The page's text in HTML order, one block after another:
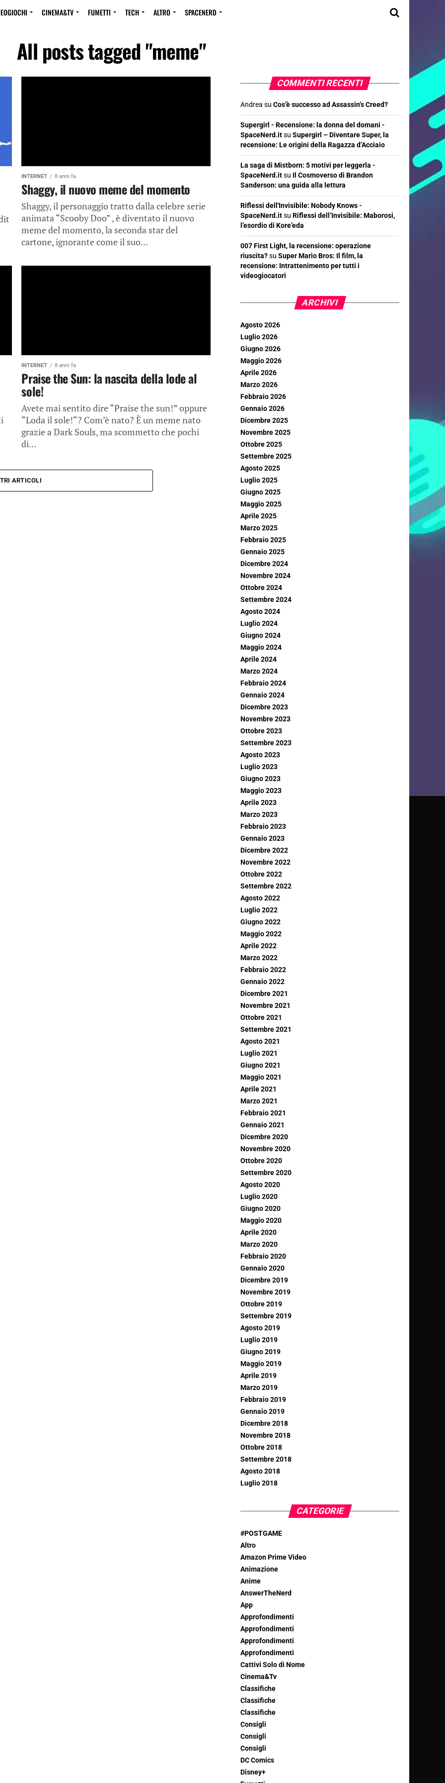
CINEMA&TV FUMETTI TECH ALTRO SPACENERD
All posts tagged "meme"
INTERNET 8 anni fa
Shaggy, il nuovo meme del momento
Shaggy, il personaggio tratto dalla celebre serie
animata “Scooby Doo” , è diventato il nuovo
meme del momento, la seconda star del
cartone, ignorante come il suo...
INTERNET 8 anni fa
Praise the Sun: la nascita della lode al
sole!
Avete mai sentito dire “Praise the sun!” oppure
“Loda il sole!“? Com’è nato? È un meme nato
grazie a Dark Souls, ma scommetto che pochi
di...
ARTICOLI
COMMENTI RECENTI
Andrea su Cos’è successo ad Assassin’s Creed?
Supergirl - Recensione: la donna del domani -
SpaceNerd.itsu Supergirl – Diventare Super, la
recensione: Le origini della Ragazza d’Acciaio
La saga di Mistborn: 5 motivi per leggerla -
SpaceNerd.itsu Il Cosmoverso di Brandon
Sanderson: una guida alla lettura
Riflessi dell'Invisibile: Nobody Knows -
SpaceNerd.itsu Riflessi dell’Invisibile: Maborosi,
l’esordio di Kore’eda
007 First Light, la recensione: operazione
riuscita?su Super Mario Bros: Il film, la
recensione: Intrattenimento per tutti i
videogiocatori
ARCHIVI
Agosto 2026
Luglio 2026
Giugno 2026
Maggio 2026
Aprile 2026
Marzo 2026
Febbraio 2026
Gennaio 2026
Dicembre 2025
Novembre 2025
Ottobre 2025
Settembre 2025
Agosto 2025
Luglio 2025
Giugno 2025
Maggio 2025
Aprile 2025
Marzo 2025
Febbraio 2025
Gennaio 2025
Dicembre 2024
Novembre 2024
Ottobre 2024
Settembre 2024
Agosto 2024
Luglio 2024
Giugno 2024
Maggio 2024
Aprile 2024
Marzo 2024
Febbraio 2024
Gennaio 2024
Dicembre 2023
Novembre 2023
Ottobre 2023
Settembre 2023
Agosto 2023
Luglio 2023
Giugno 2023
Maggio 2023
Aprile 2023
Marzo 2023
Febbraio 2023
Gennaio 2023
Dicembre 2022
Novembre 2022
Ottobre 2022
Settembre 2022
Agosto 2022
Luglio 2022
Giugno 2022
Maggio 2022
Aprile 2022
Marzo 2022
Febbraio 2022
Gennaio 2022
Dicembre 2021
Novembre 2021
Ottobre 2021
Settembre 2021
Agosto 2021
Luglio 2021
Giugno 2021
Maggio 2021
Aprile 2021
Marzo 2021
Febbraio 2021
Gennaio 2021
Dicembre 2020
Novembre 2020
Ottobre 2020
Settembre 2020
Agosto 2020
Luglio 2020
Giugno 2020
Maggio 2020
Aprile 2020
Marzo 2020
Febbraio 2020
Gennaio 2020
Dicembre 2019
Novembre 2019
Ottobre 2019
Settembre 2019
Agosto 2019
Luglio 2019
Giugno 2019
Maggio 2019
Aprile 2019
Marzo 2019
Febbraio 2019
Gennaio 2019
Dicembre 2018
Novembre 2018
Ottobre 2018
Settembre 2018
Agosto 2018
Luglio 2018
CATEGORIE
#POSTGAME
Altro
Amazon Prime Video
Animazione
Anime
AnswerTheNerd
App
Approfondimenti
Approfondimenti
Approfondimenti
Approfondimenti
Cattivi Solo di Nome
Cinema&Tv
Classifiche
Classifiche
Classifiche
Consigli
Consigli
Consigli
DC Comics
Disney+